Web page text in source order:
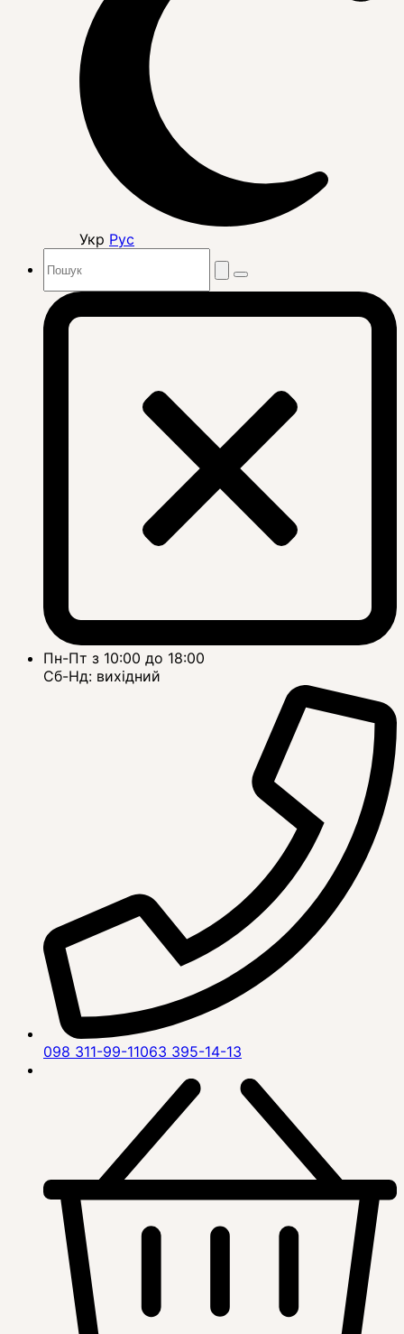
Укр Рус
Пн-Пт з 10:00 до 18:00
Сб-Нд: вихідний
098 311-99-11063 395-14-13